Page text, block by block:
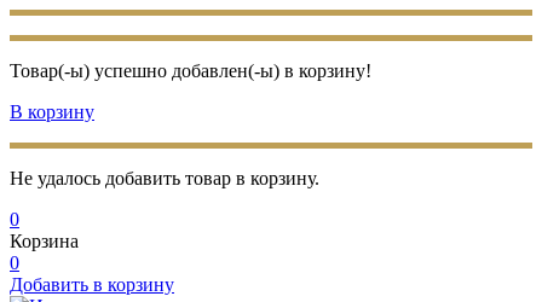
Товар(-ы) успешно добавлен(-ы) в корзину!
В корзину
Не удалось добавить товар в корзину.
0
Корзина
0
Добавить в корзину